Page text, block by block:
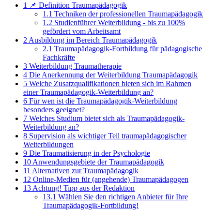
1
📌 Definition Traumapädagogik
1.1 Techniken der professionellen Traumapädagogik
1.2 Studienführer Weiterbildung - bis zu 100%
gefördert vom Arbeitsamt
2 Ausbildung im Bereich Traumapädagogik
2.1 Traumapädagogik-Fortbildung für pädagogische
Fachkräfte
3 Weiterbildung Traumatherapie
4 Die Anerkennung der Weiterbildung Traumapädagogik
5 Welche Zusatzqualifikationen bieten sich im Rahmen
einer Traumapädagogik-Weiterbildung an?
6 Für wen ist die Traumapädagogik-Weiterbildung
besonders geeignet?
7 Welches Studium bietet sich als Traumapädagogik-
Weiterbildung an?
8 Supervision als wichtiger Teil traumapädagogischer
Weiterbildungen
9 Die Traumatisierung in der Psychologie
10 Anwendungsgebiete der Traumapädagogik
11 Alternativen zur Traumapädagogik
12 Online-Medien für (angehende) Traumapädagogen
13 Achtung! Tipp aus der Redaktion
13.1 Wählen Sie den richtigen Anbieter für Ihre
Traumapädagogik-Fortbildung!